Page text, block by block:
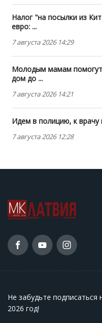
Налог "на посылки из
евро: ...
7 августа 2026 14:29
Молодым мамам
дом до ...
7 августа 2026 14:21
Идем в полицию, к врачу
7 августа 2026 12:28
Не забудьте
2026 год!